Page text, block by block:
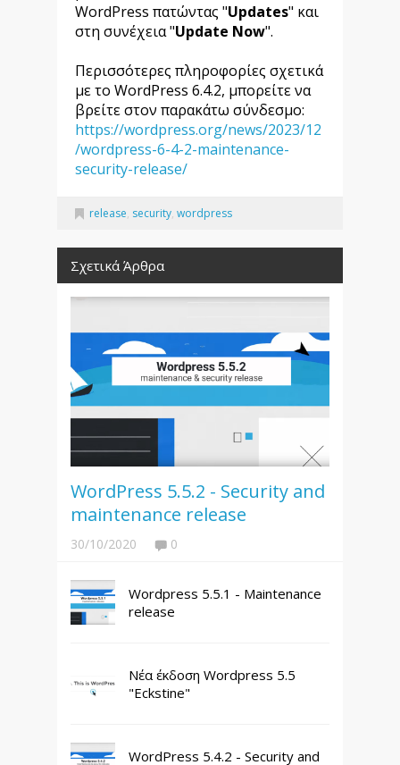
WordPress πατώντας "Updates" και
στη συνέχεια "Update Now".
Περισσότερες πληροφορίες σχετικά
με το WordPress 6.4.2, μπορείτε να
βρείτε στον παρακάτω σύνδεσμο:
https://wordpress.org/news/2023/12
/wordpress-6-4-2-maintenance-
security-release/
release, security, wordpress
Σχετικά Άρθρα
WordPress 5.5.2 - Security and
maintenance release
30/10/2020 0
Wordpress 5.5.1 - Maintenance
release
Νέα έκδοση Wordpress 5.5
"Eckstine"
WordPress 5.4.2 - Security and